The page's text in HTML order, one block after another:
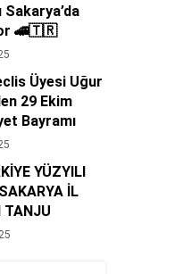
Sakarya’da
🚄🇹🇷
Üyesi Uğur
29 Ekim
Bayramı
YÜZYILI
İL
TANJU
10 KASIM